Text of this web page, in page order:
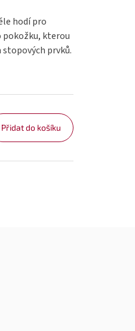
hodí pro
pokožku, kterou
prvků.
Přidat do košíku